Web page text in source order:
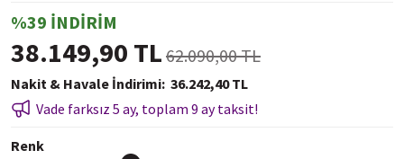
%39 İNDİRİM
38.149,90 TL 62.090,00 TL
Nakit & Havale İndirimi 36.242,40 TL
Vade farksız 5 ay, toplam 9 ay taksit!
Renk